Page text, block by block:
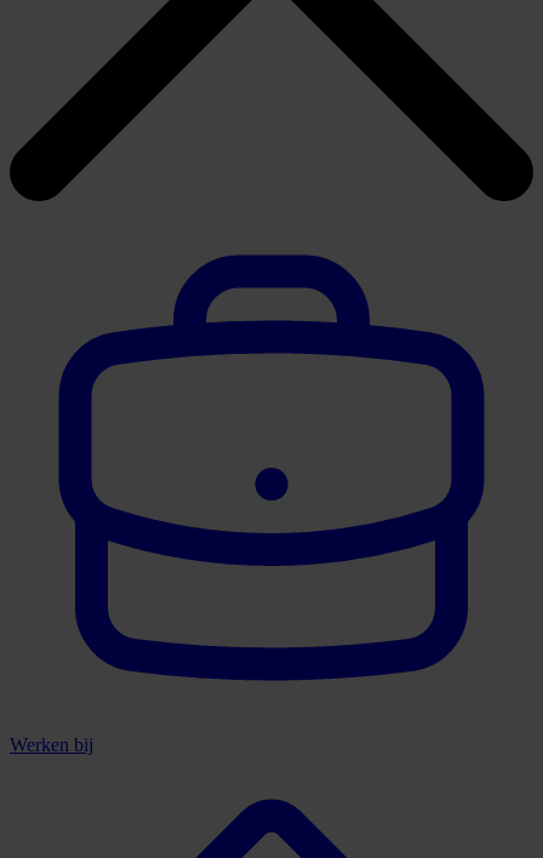
Werken bij